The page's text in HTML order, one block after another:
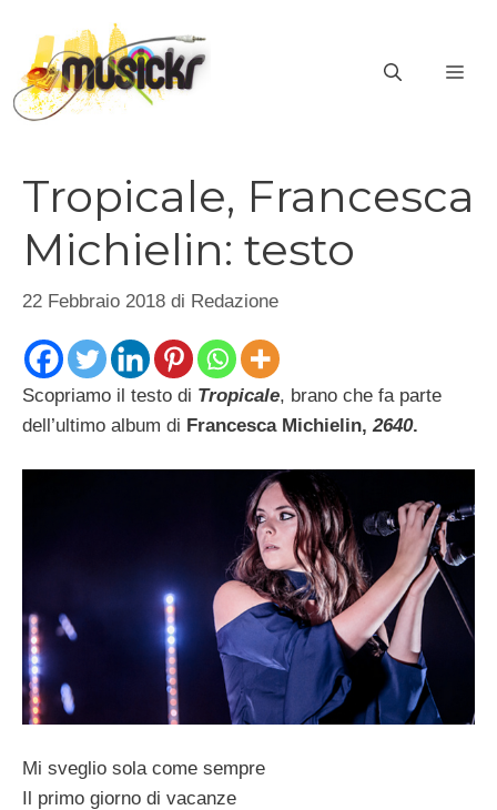
contenuto
Tropicale, Francesca
Michielin: testo
22 Febbraio 2018 di Redazione
Scopriamo il testo di Tropicale, brano che fa parte
dell’ultimo album di Francesca Michielin,2640.
Mi sveglio sola come sempre
Il primo giorno di vacanze